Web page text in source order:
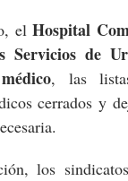
el Hospital
Servicios de
, las
cerrados y
los